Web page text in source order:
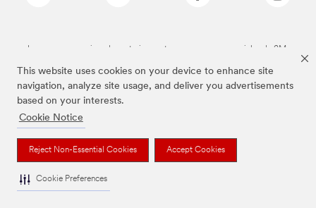
This website uses cookies on your device to enhance site
navigation, analyze site usage, and deliver you advertisements
based on your interests.
Cookie Notice
Reject Non-Essential Cookies Accept Cookies
Cookie Preferences
Las marcas mencionadas anteriormente son marcas comerciales de 3M.